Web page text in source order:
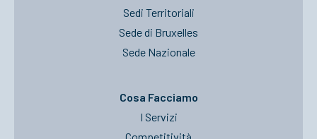
Sedi Territoriali
Sede di Bruxelles
Sede Nazionale
Cosa Facciamo
I Servizi